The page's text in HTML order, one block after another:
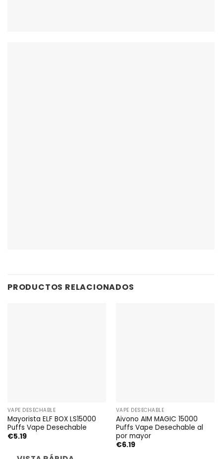
PRODUCTOS RELACIONADOS
VAPE DESECHABLE
Mayorista ELF BOX LS15000
Puffs Vape Desechable
€5.19
VAPE DESECHABLE
Aivono AIM MAGIC 15000
Puffs Vape Desechable al
por mayor
€6.19